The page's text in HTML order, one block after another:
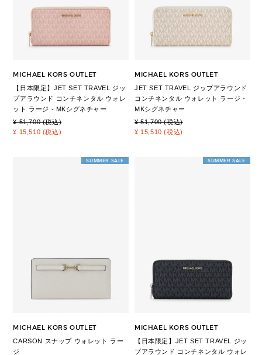
MICHAEL KORS OUTLET
【日本限定】JET SET TRAVEL ジッ
プアラウンド コンチネンタル ウォレ
ット ラージ - MKシグネチャー
¥ 51,700 (税込)
¥ 15,510 (税込)
MICHAEL KORS OUTLET
JET SET TRAVEL ジップアラウンド
コンチネンタル ウォレット ラージ -
MKシグネチャー
¥ 51,700 (税込)
¥ 15,510 (税込)
SUMMER SALE
MICHAEL KORS OUTLET
CARSON スナップ ウォレット ラー
ジ
SUMMER SALE
MICHAEL KORS OUTLET
【日本限定】JET SET TRAVEL ジッ
プアラウンド コンチネンタル ウォレ